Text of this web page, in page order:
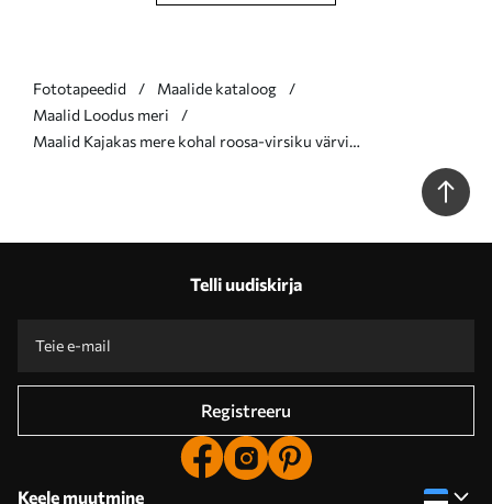
Fototapeedid
Maalide kataloog
Maalid Loodus meri
Maalid Kajakas mere kohal roosa-virsiku värvi
Telli uudiskirja
Registreeru
Keele muutmine